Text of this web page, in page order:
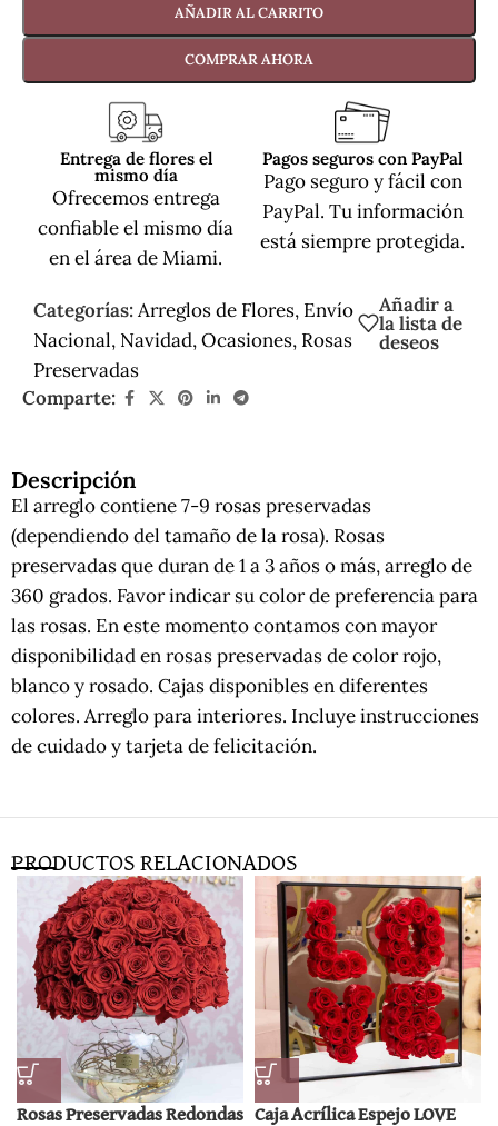
AÑADIR AL CARRITO
COMPRAR AHORA
Entrega de flores el
mismo día
Ofrecemos entrega
confiable el mismo día
en el área de Miami.
Pagos seguros con PayPal
Pago seguro y fácil con
PayPal. Tu información
está siempre protegida.
Categorías:Arreglos de Flores, Envío
Nacional, Navidad,Ocasiones, Rosas
Preservadas
Añadir a
la lista de
deseos
Comparte:
Descripción
El arreglo contiene 7-9 rosas preservadas
(dependiendo del tamaño de la rosa). Rosas
preservadas que duran de 1 a 3 años o más, arreglo de
360 grados. Favor indicar su color de preferencia para
las rosas. En este momento contamos con mayor
disponibilidad en rosas preservadas de color rojo,
blanco y rosado. Cajas disponibles en diferentes
colores. Arreglo para interiores. Incluye instrucciones
de cuidado y tarjeta de felicitación.
PRODUCTOS RELACIONADOS
Rosas Preservadas Redondas Caja Acrílica Espejo LOVE